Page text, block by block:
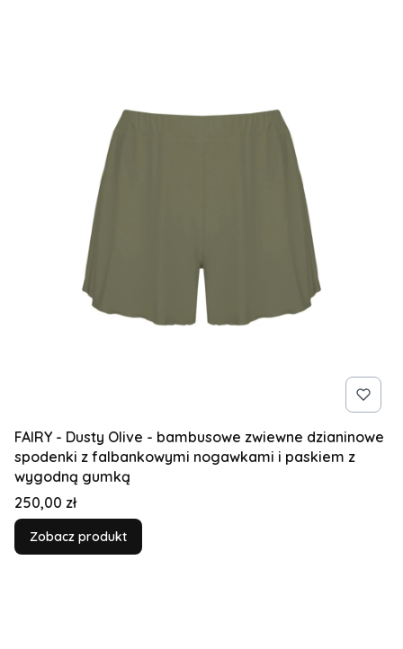
FAIRY - Dusty Olive - bambusowe zwiewne dzianinowe
spodenki z falbankowymi nogawkami i paskiem z
wygodną gumką
Cena
250,00 zł
Zobacz produkt